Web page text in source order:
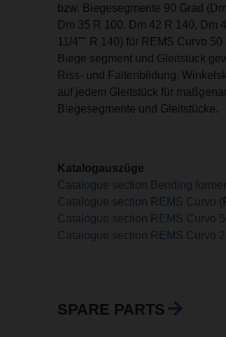
bzw. Biegesegmente 90 Grad
Dm 35 R 100, Dm 42 R 140, Dm
11/4"" R 140) für REMS Curvo
Biege segment und Gleitstück
Riss- und Faltenbildung.
auf jedem Gleitstück für
Biegesegmente und Gleitstücke.
Katalogauszüge
Catalogue section Bending
Catalogue section REMS Curvo
Catalogue section REMS Curvo
Catalogue section REMS Curvo
SPARE PARTS